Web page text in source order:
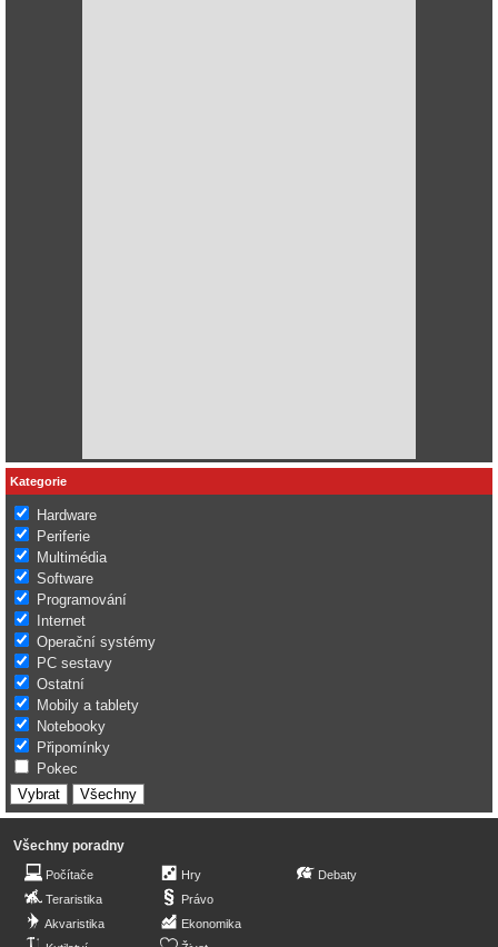
Kategorie
Hardware
Periferie
Multimédia
Software
Programování
Internet
Operační systémy
PC sestavy
Ostatní
Mobily a tablety
Notebooky
Připomínky
Pokec
Všechny poradny
Počítače
Teraristika
Akvaristika
Hry
Právo
Ekonomika
Debaty